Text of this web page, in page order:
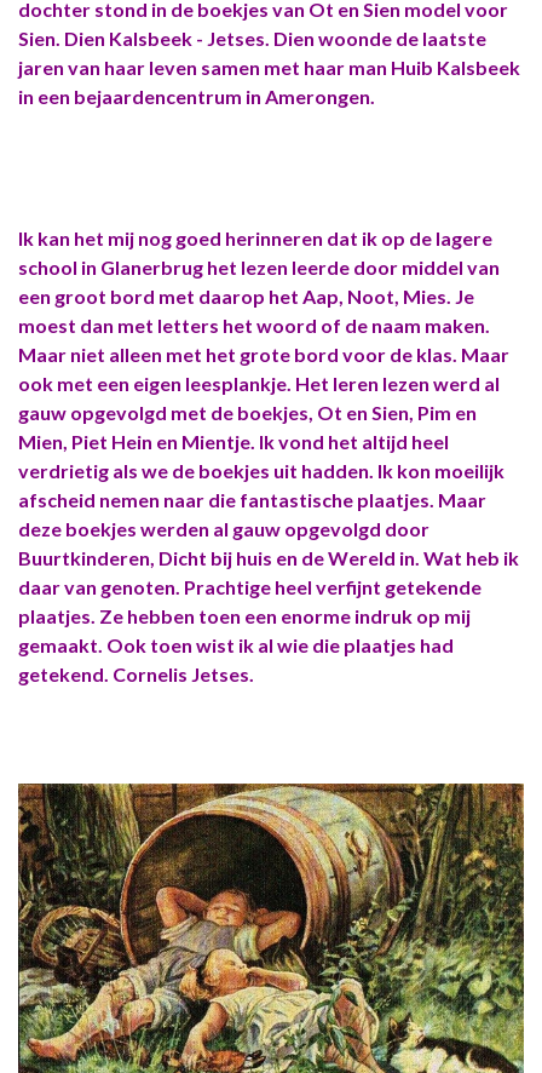
dochter stond in de boekjes van Ot en Sien model voor
Sien. Dien Kalsbeek - Jetses. Dien woonde de laatste
jaren van haar leven samen met haar man Huib Kalsbeek
in een bejaardencentrum in Amerongen.
Ik kan het mij nog goed herinneren dat ik op de lagere
school in Glanerbrug het lezen leerde door middel van
een groot bord met daarop het Aap, Noot, Mies. Je
moest dan met letters het woord of de naam maken.
Maar niet alleen met het grote bord voor de klas. Maar
ook met een eigen leesplankje. Het leren lezen werd al
gauw opgevolgd met de boekjes, Ot en Sien, Pim en
Mien, Piet Hein en Mientje. Ik vond het altijd heel
verdrietig als we de boekjes uit hadden. Ik kon moeilijk
afscheid nemen naar die fantastische plaatjes. Maar
deze boekjes werden al gauw opgevolgd door
Buurtkinderen, Dicht bij huis en de Wereld in. Wat heb ik
daar van genoten. Prachtige heel verfijnt getekende
plaatjes. Ze hebben toen een enorme indruk op mij
gemaakt. Ook toen wist ik al wie die plaatjes had
getekend. Cornelis Jetses.